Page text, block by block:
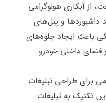
از آبکاری هولوگرامی
داشبوردها و پنل‌های
باعث ایجاد جلوه‌های
داخلی خودرو
برای طراحی تبلیغات
تکنیک به تبلیغات